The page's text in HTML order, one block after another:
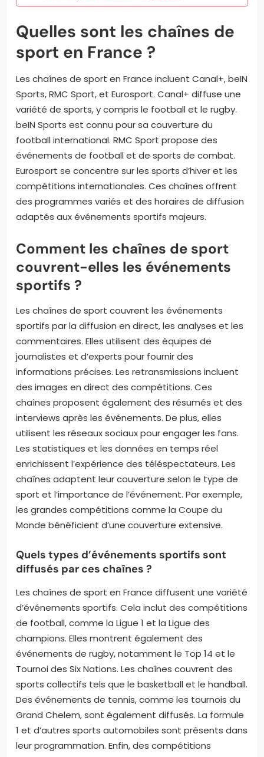
Quelles sont les chaînes de
sport en France ?
Les chaînes de sport en France incluent Canal+, beIN
Sports, RMC Sport, et Eurosport. Canal+ diffuse une
variété de sports, y compris le football et le rugby.
beIN Sports est connu pour sa couverture du
football international. RMC Sport propose des
événements de football et de sports de combat.
Eurosport se concentre sur les sports d’hiver et les
compétitions internationales. Ces chaînes offrent
des programmes variés et des horaires de diffusion
adaptés aux événements sportifs majeurs.
Comment les chaînes de sport
couvrent-elles les événements
sportifs ?
Les chaînes de sport couvrent les événements
sportifs par la diffusion en direct, les analyses et les
commentaires. Elles utilisent des équipes de
journalistes et d’experts pour fournir des
informations précises. Les retransmissions incluent
des images en direct des compétitions. Ces
chaînes proposent également des résumés et des
interviews après les événements. De plus, elles
utilisent les réseaux sociaux pour engager les fans.
Les statistiques et les données en temps réel
enrichissent l’expérience des téléspectateurs. Les
chaînes adaptent leur couverture selon le type de
sport et l’importance de l’événement. Par exemple,
les grandes compétitions comme la Coupe du
Monde bénéficient d’une couverture extensive.
Quels types d’événements sportifs sont
diffusés par ces chaînes ?
Les chaînes de sport en France diffusent une variété
d’événements sportifs. Cela inclut des compétitions
de football, comme la Ligue 1 et la Ligue des
champions. Elles montrent également des
événements de rugby, notamment le Top 14 et le
Tournoi des Six Nations. Les chaînes couvrent des
sports collectifs tels que le basketball et le handball.
Des événements de tennis, comme les tournois du
Grand Chelem, sont également diffusés. La formule
1 et d’autres sports automobiles sont présents dans
leur programmation. Enfin, des compétitions